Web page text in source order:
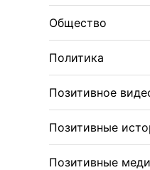
Общество
Политика
Позитивное
Позитивные
Позитивные